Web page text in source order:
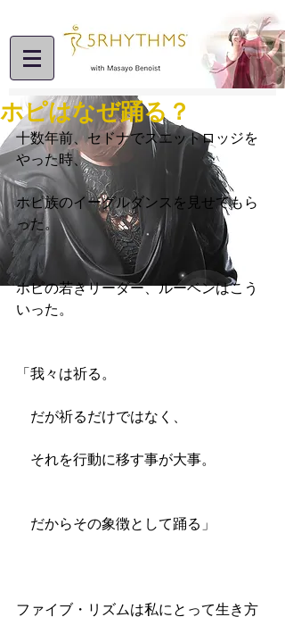
ホピはなぜ踊る？
十数年前、セドナでスエットロッジを
やった時、
ホピ族のイーグルダンスを見せてもら
った。
ホピの若きリーダー、ルーベンはこう
いった。
「我々は祈る。
だが祈るだけではなく、
それを行動に移す事が大事。
だからその象徴として踊る」
ファイブ・リズムは私にとって生き方